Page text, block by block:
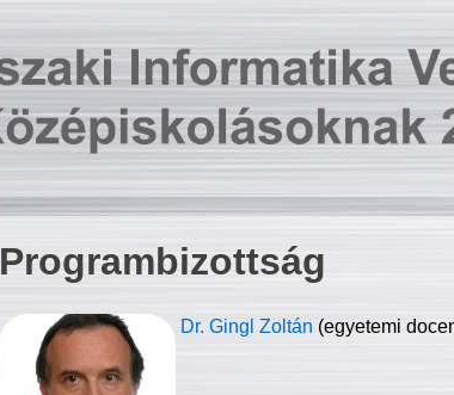
Programbizottság
Dr. Gingl Zoltán (egyetemi